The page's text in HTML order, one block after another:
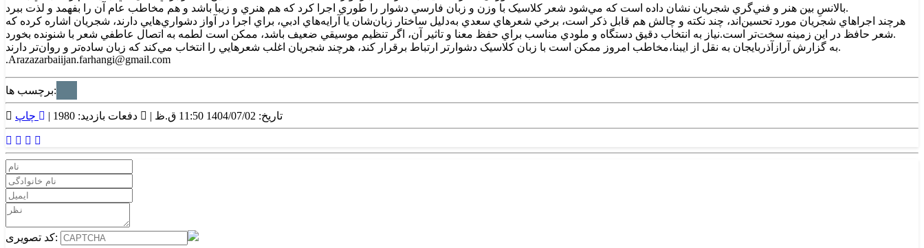
بالانسِ بين هنر و فني‌گري شجريان نشان داده است که مي‌شود شعر کلاسيک با وزن و زبان فارسي دشوار را طوري اجرا کرد که هم هنري و زيبا باشد و هم مخاطب عام آن را بفهمد و لذت ببرد.
هرچند اجراهاي شجريان مورد تحسين‌اند، چند نکته و چالش هم قابل ذکر است، برخي شعرهاي سعدي به‌دليل ساختار زبان‌شان يا آرايه‌هاي ادبي، براي اجرا در آواز دشواري‌هايي دارند، شجريان اشاره کرده که
شعر حافظ در اين زمينه سخت‌تر است.نياز به انتخاب دقيق دستگاه و ملودي مناسب براي حفظ معنا و تاثير آن، اگر تنظيم موسيقي ضعيف باشد، ممکن است لطمه به اتصال عاطفي شعر با شنونده بخورد.
به گزارش آرازآذربايجان به نقل از ايبنا،مخاطب امروز ممکن است با زبان کلاسيک دشوارتر ارتباط برقرار کند، هرچند شجريان اغلب شعرهايي را انتخاب مي‌کند که زبان ساده‌تر و روان‌تر دارند.
.Arazazarbaiijan.farhangi@gmail.com
برچسب ها:
تاریخ: 1404/07/02 11:50 ق.ظ | دفعات بازدید: 1980 | چاپ
کد تصویری: